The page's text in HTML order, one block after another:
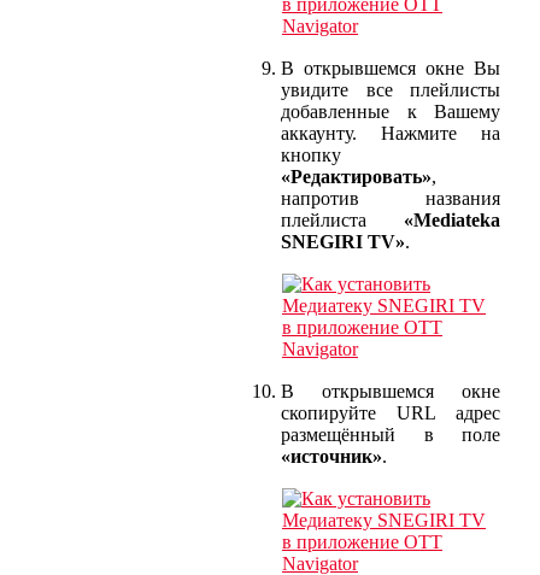
В открывшемся окне Вы
увидите все плейлисты
добавленные к Вашему
аккаунту. Нажмите на
кнопку
«Редактировать»,
напротив названия
плейлиста «Mediateka
SNEGIRI TV».
В открывшемся окне
скопируйте URL адрес
размещённый в поле
«источник».